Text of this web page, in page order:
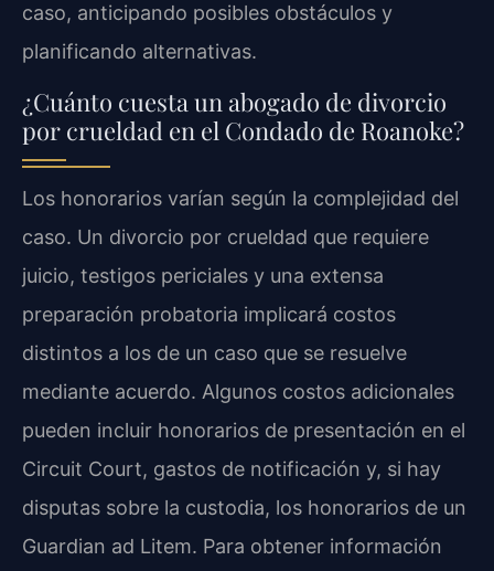
caso, anticipando posibles obstáculos y
planificando alternativas.
¿Cuánto cuesta un abogado de divorcio
por crueldad en el Condado de Roanoke?
Los honorarios varían según la complejidad del
caso. Un divorcio por crueldad que requiere
juicio, testigos periciales y una extensa
preparación probatoria implicará costos
distintos a los de un caso que se resuelve
mediante acuerdo. Algunos costos adicionales
pueden incluir honorarios de presentación en el
Circuit Court, gastos de notificación y, si hay
disputas sobre la custodia, los honorarios de un
Guardian ad Litem. Para obtener información